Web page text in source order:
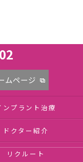
ムページ
ンプラント治療
ドクター紹介
リクルート